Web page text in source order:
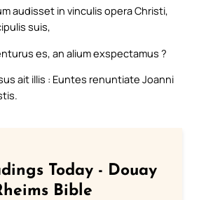
audisset in vinculis opera Christi,
suis,
es, an alium exspectamus ?
ait illis : Euntes renuntiate Joanni
Today - Douay
Bible